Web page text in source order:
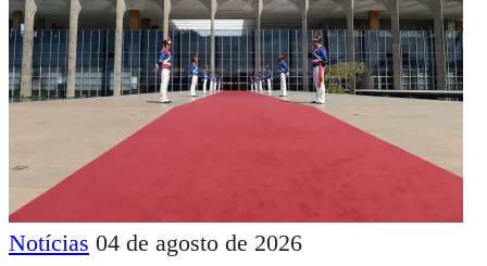
Notícias 04 de agosto de 2026